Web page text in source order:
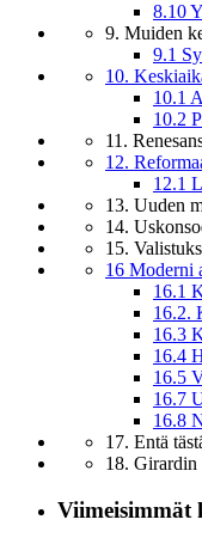
8.10
9. Muiden
9.1
10.
10.1
10.2
11.
12.
12.1
13. Uuden
14.
15.
16 Moderni
16.1
16.2.
16.3
16.4
16.5
16.7
16.8
17. Entä
18.
Viimeisimmät